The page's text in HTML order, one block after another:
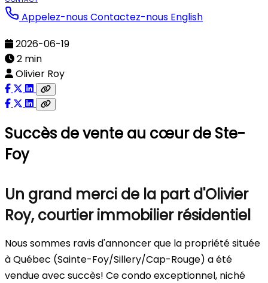
Appelez-nousContactez-nous English
2026-06-19
2 min
Olivier Roy
Succès de vente au cœur de Ste-
Foy
Un grand merci de la part d'Olivier
Roy, courtier immobilier résidentiel
Nous sommes ravis d'annoncer que la propriété située
à Québec (Sainte-Foy/Sillery/Cap-Rouge) a été
vendue avec succès! Ce condo exceptionnel, niché